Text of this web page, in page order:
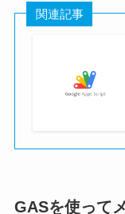
関連記事
GASを使って